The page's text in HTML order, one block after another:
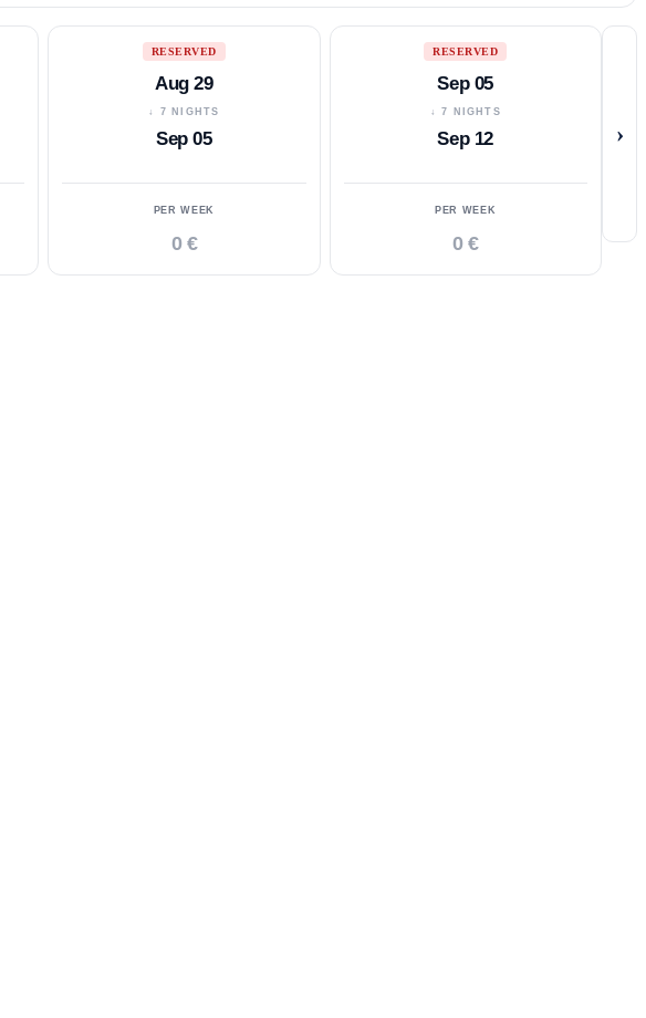
RESERVED
Aug 29
↓ 7 NIGHTS
Sep 05
PER WEEK
0 €
RESERVED
Sep 05
↓ 7 NIGHTS
Sep 12
PER WEEK
0 €
›